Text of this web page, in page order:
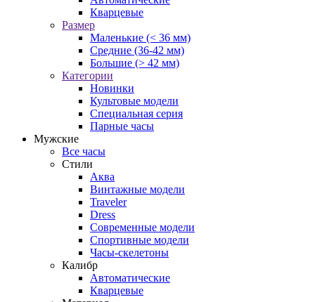
Кварцевые
Размер
Маленькие (< 36 мм)
Средние (36-42 мм)
Большие (> 42 мм)
Категории
Новинки
Культовые модели
Специальная серия
Парные часы
Мужские
Все часы
Стили
Аква
Винтажные модели
Traveler
Dress
Современные модели
Спортивные модели
Часы-скелетоны
Калибр
Автоматические
Кварцевые